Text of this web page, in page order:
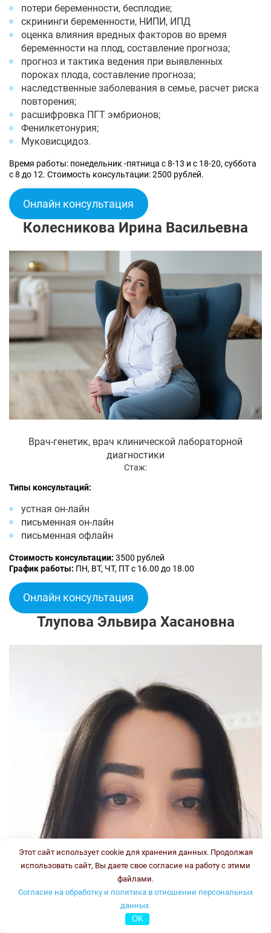
потери беременности, бесплодие;
скрининги беременности, НИПИ, ИПД
оценка влияния вредных факторов во время
беременности на плод, составление прогноза;
прогноз и тактика ведения при выявленных
пороках плода, составление прогноза;
наследственные заболевания в семье, расчет риска
повторения;
расшифровка ПГТ эмбрионов;
Фенилкетонурия;
Муковисцидоз.
Время работы: понедельник -пятница с 8-13 и с 18-20, суббота
с 8 до 12. Стоимость консультации: 2500 рублей.
Онлайн консультация
Колесникова Ирина Васильевна
Врач-генетик, врач клинической лабораторной
диагностики
Стаж:
Типы консультаций:
устная он-лайн
письменная он-лайн
письменная офлайн
Стоимость консультации: 3500 рублей
График работы: ПН, ВТ, ЧТ, ПТ с 16.00 до 18.00
Онлайн консультация
Тлупова Эльвира Хасановна
Этот сайт использует cookie для хранения данных. Продолжая
использовать сайт, Вы даете свое согласие на работу с этими
файлами.
Согласие на обработку и политика в отношении персональных
данных.
OK